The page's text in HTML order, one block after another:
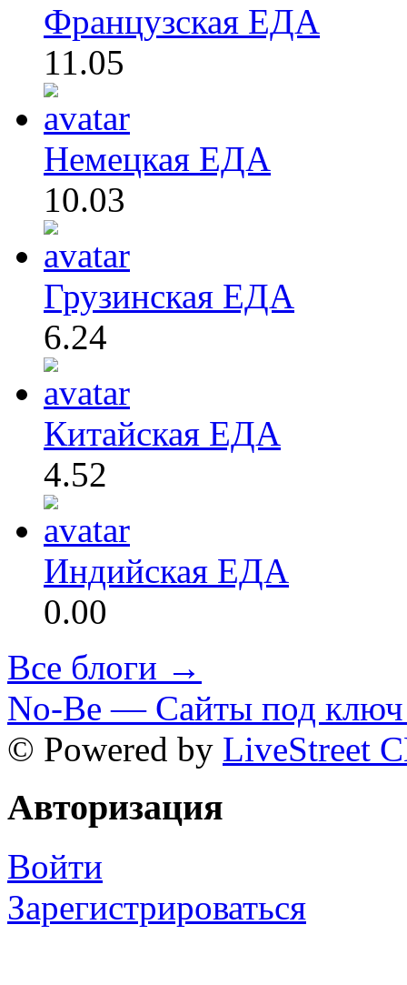
Французская ЕДА
11.05
Немецкая ЕДА
10.03
Грузинская ЕДА
6.24
Китайская ЕДА
4.52
Индийская ЕДА
0.00
Все блоги →
No-Be — Сайты под ключ
© Powered by LiveStreet
Авторизация
Войти
Зарегистрироваться